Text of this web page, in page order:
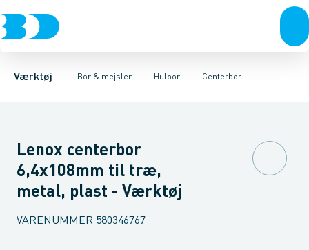
Værktøj Bor & mejsler
Akku- & elværktøj HåndværktøjRørværktøjBits & toppe
Hulbor
MurborHammerborMetalborHulbor Diamantbor
Centerbor
Hulbor til StålHulbor til ByggematerialerSpecial hulbor
Lenox centerbor
6,4x108mm til træ,
metal, plast - Værktøj
VARENUMMER 580346767